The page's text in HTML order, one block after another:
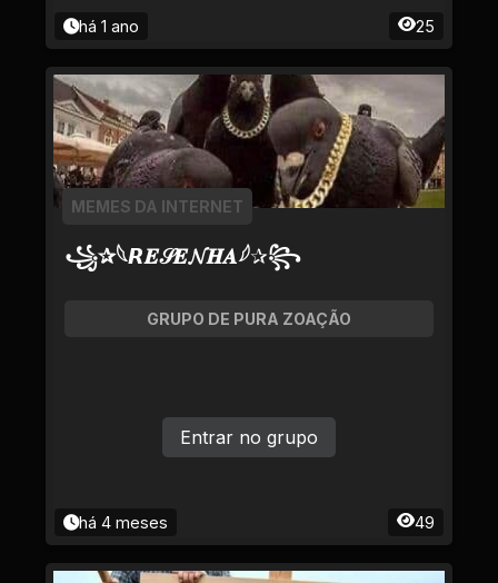
há 1 ano 25
꧁✰𓆩𝙍𝑬𝒮𝑬𝓝𝑯𝑨𓆪✰꧂
MEMES DA INTERNET
GRUPO DE PURA ZOAÇÃO
há 4 meses 49
Entrar no grupo